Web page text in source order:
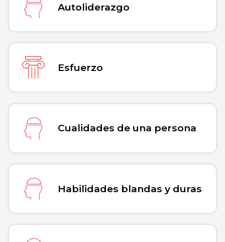
Autoliderazgo
Esfuerzo
Cualidades de una persona
Habilidades blandas y duras